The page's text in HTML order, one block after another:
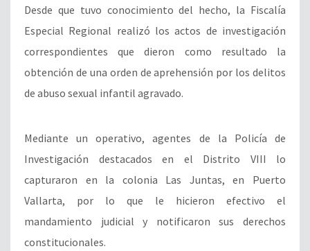
Desde que tuvo conocimiento del hecho, la Fiscalía
Especial Regional realizó los actos de investigación
correspondientes que dieron como resultado la
obtención de una orden de aprehensión por los delitos
de abuso sexual infantil agravado.
Mediante un operativo, agentes de la Policía de
Investigación destacados en el Distrito VIII lo
capturaron en la colonia Las Juntas, en Puerto
Vallarta, por lo que le hicieron efectivo el
mandamiento judicial y notificaron sus derechos
constitucionales.